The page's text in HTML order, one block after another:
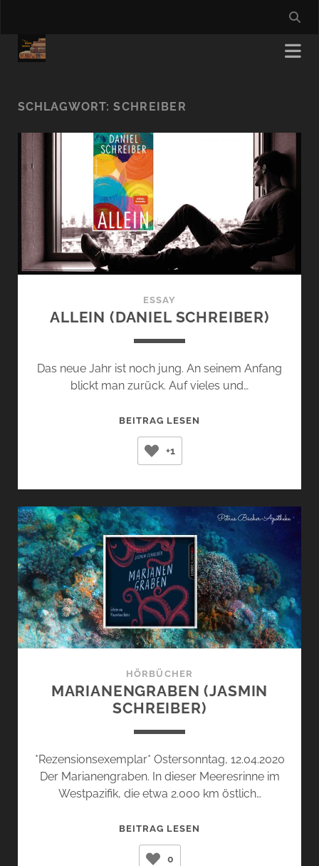
SCHLAGWORT:SCHREIBER
ESSAY
ALLEIN (DANIEL SCHREIBER)
Das neue Jahr ist noch jung. An seinem Anfang
blickt man zurück. Auf vieles und…
BEITRAG LESEN
+1
HÖRBÜCHER
MARIANENGRABEN (JASMIN
SCHREIBER)
*Rezensionsexemplar* Ostersonntag, 12.04.2020
Der Marianengraben. In dieser Meeresrinne im
Westpazifik, die etwa 2.000 km östlich…
BEITRAG LESEN
0